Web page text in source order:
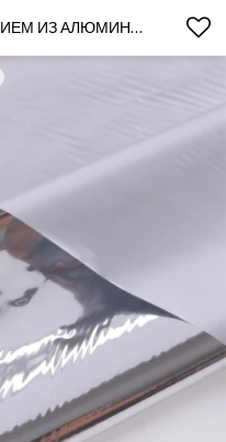
ПОЛИЭТИЛЕН С ПОКРЫТИЕМ ИЗ АЛЮМИНИЕВОЙ ФОЛЬГИ